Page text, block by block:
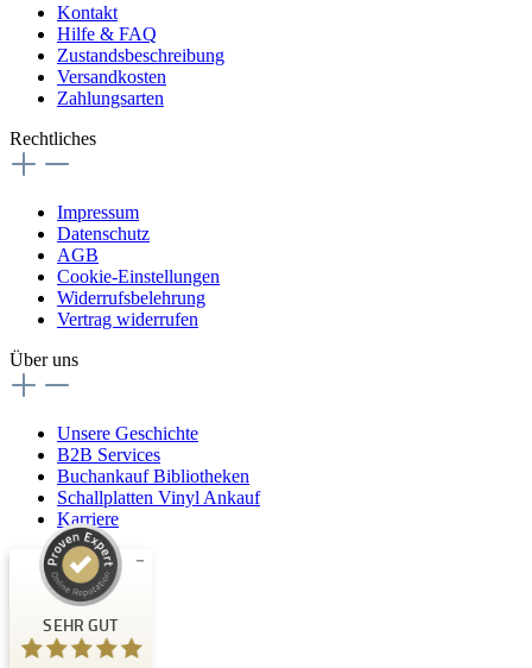
Kontakt
Hilfe & FAQ
Zustandsbeschreibung
Versandkosten
Zahlungsarten
Rechtliches
Impressum
Datenschutz
AGB
Cookie-Einstellungen
Widerrufsbelehrung
Vertrag widerrufen
Über uns
Unsere Geschichte
B2B Services
Buchankauf Bibliotheken
Schallplatten Vinyl Ankauf
Karriere
SEHR GUT
Kundenbewertungen und Erfahrungen zu